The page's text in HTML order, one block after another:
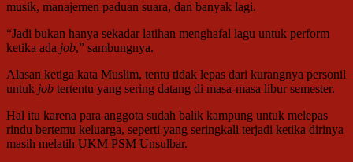
musik, manajemen paduan suara, dan banyak lagi.
“Jadi bukan hanya sekadar latihan menghafal lagu untuk perform
ketika ada job,” sambungnya.
Alasan ketiga kata Muslim, tentu tidak lepas dari kurangnya personil
untuk job tertentu yang sering datang di masa-masa libur semester.
Hal itu karena para anggota sudah balik kampung untuk melepas
rindu bertemu keluarga, seperti yang seringkali terjadi ketika dirinya
masih melatih UKM PSM Unsulbar.